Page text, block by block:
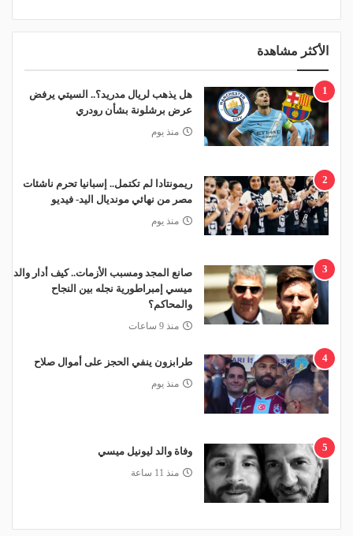
الأكثر مشاهدة
1
هل يذهب لريال مدريد؟.. السيتي يرفض
عرض برشلونة بشأن رودري
منذ يوم
2
ريمونتادا لم تكتمل.. إسبانيا تحرم ناشئات
مصر من نهائي مونديال اليد- فيديو
منذ يوم
3
صانع المجد ومسبب الأزمات.. كيف أدار والد
ميسي إمبراطورية نجله بين النجاح
والمحاكم؟
منذ 9 ساعات
4 طرابزون ينفي الحجز على أموال صلاح
منذ يوم
5 وفاة والد ليونيل ميسي
منذ 11 ساعة